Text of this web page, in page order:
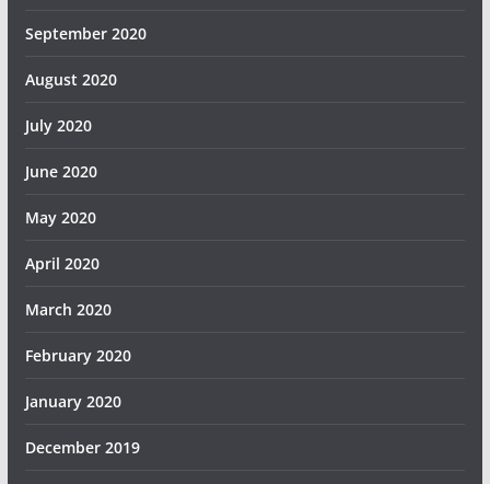
September 2020
August 2020
July 2020
June 2020
May 2020
April 2020
March 2020
February 2020
January 2020
December 2019